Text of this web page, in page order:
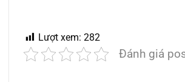
Lượt xem: 282
Đánh giá